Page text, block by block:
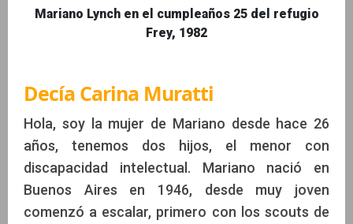
Mariano Lynch en el cumpleaños 25 del refugio
Frey, 1982
Decía Carina Muratti
Hola, soy la mujer de Mariano desde hace 26
años, tenemos dos hijos, el menor con
discapacidad intelectual. Mariano nació en
Buenos Aires en 1946, desde muy joven
comenzó a escalar, primero con los scouts de